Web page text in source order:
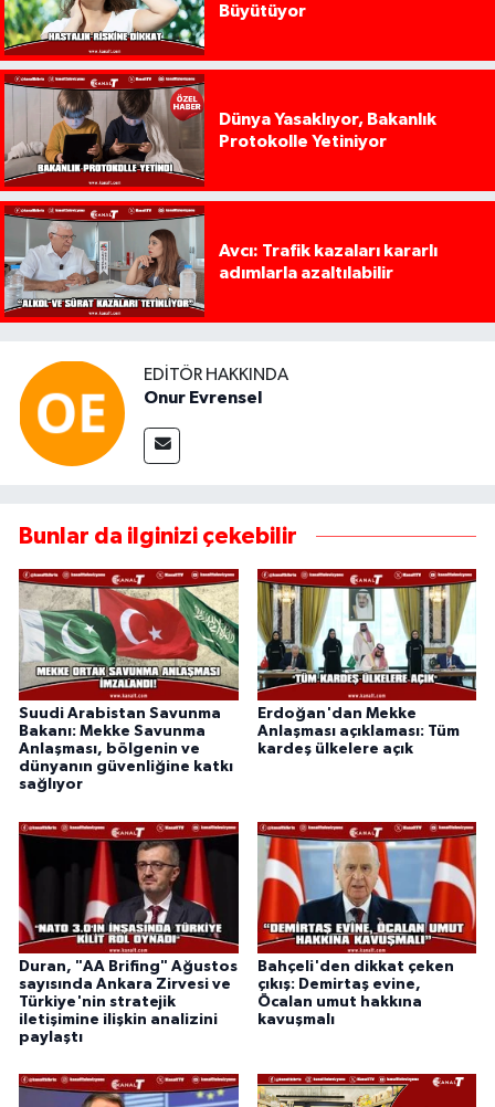
Büyütüyor
Dünya Yasaklıyor, Bakanlık
Protokolle Yetiniyor
Avcı: Trafik kazaları kararlı
adımlarla azaltılabilir
EDITÖR HAKKINDA
Onur Evrensel
Bunlar da ilginizi çekebilir
Suudi Arabistan Savunma
Bakanı: Mekke Savunma
Anlaşması, bölgenin ve
dünyanın güvenliğine katkı
sağlıyor
Erdoğan'dan Mekke
Anlaşması açıklaması: Tüm
kardeş ülkelere açık
Duran, "AA Brifing" Ağustos
sayısında Ankara Zirvesi ve
Türkiye'nin stratejik
iletişimine ilişkin analizini
paylaştı
Bahçeli'den dikkat çeken
çıkış: Demirtaş evine,
Öcalan umut hakkına
kavuşmalı